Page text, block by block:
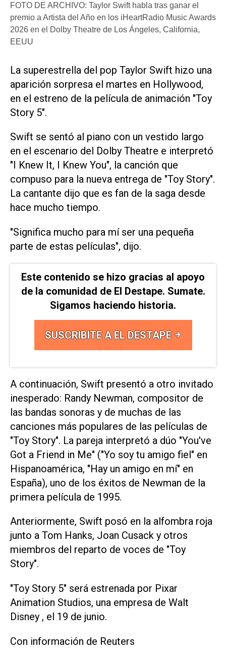
FOTO DE ARCHIVO: Taylor Swift habla tras ganar el
premio a Artista del Año en los iHeartRadio Music Awards
2026 en el Dolby Theatre de Los Ángeles, California,
EEUU
La superestrella del pop Taylor Swift hizo ‌una
aparición sorpresa ‌el martes en Hollywood,
en el estreno de la película de animación "Toy
Story 5".
Swift se sentó al piano con un vestido largo
en el ​escenario del ⁠Dolby Theatre e interpretó
"I Knew ‌It, I Knew ⁠You", la canción que
⁠compuso para la nueva entrega de "Toy Story".
La cantante dijo que ⁠es fan de la ​saga desde
hace mucho ‌tiempo.
"Significa mucho para ‌mí ser una pequeña
parte ⁠de estas películas", dijo.
Este contenido se hizo gracias al apoyo
de la comunidad de El Destape. Sumate.
Sigamos haciendo historia.
SUSCRIBITE A EL DESTAPE
A continuación, Swift presentó a otro invitado
inesperado: Randy Newman, ​compositor de
‌las bandas sonoras y de muchas de las
canciones más populares de las películas de
"Toy Story". La ⁠pareja interpretó a dúo "You've
Got a Friend in Me" ("Yo soy tu amigo fiel" en
Hispanoamérica, "Hay un amigo en mí" en
España), uno de los éxitos de Newman ‌de la
primera película de 1995.
Anteriormente, Swift posó en la alfombra roja
junto a Tom Hanks, Joan Cusack y otros
miembros del ‌reparto de voces de "Toy
Story".
"Toy Story 5" será estrenada por Pixar
‌Animation Studios, ⁠una empresa de Walt
Disney , el 19 ​de junio.
Con información de Reuters